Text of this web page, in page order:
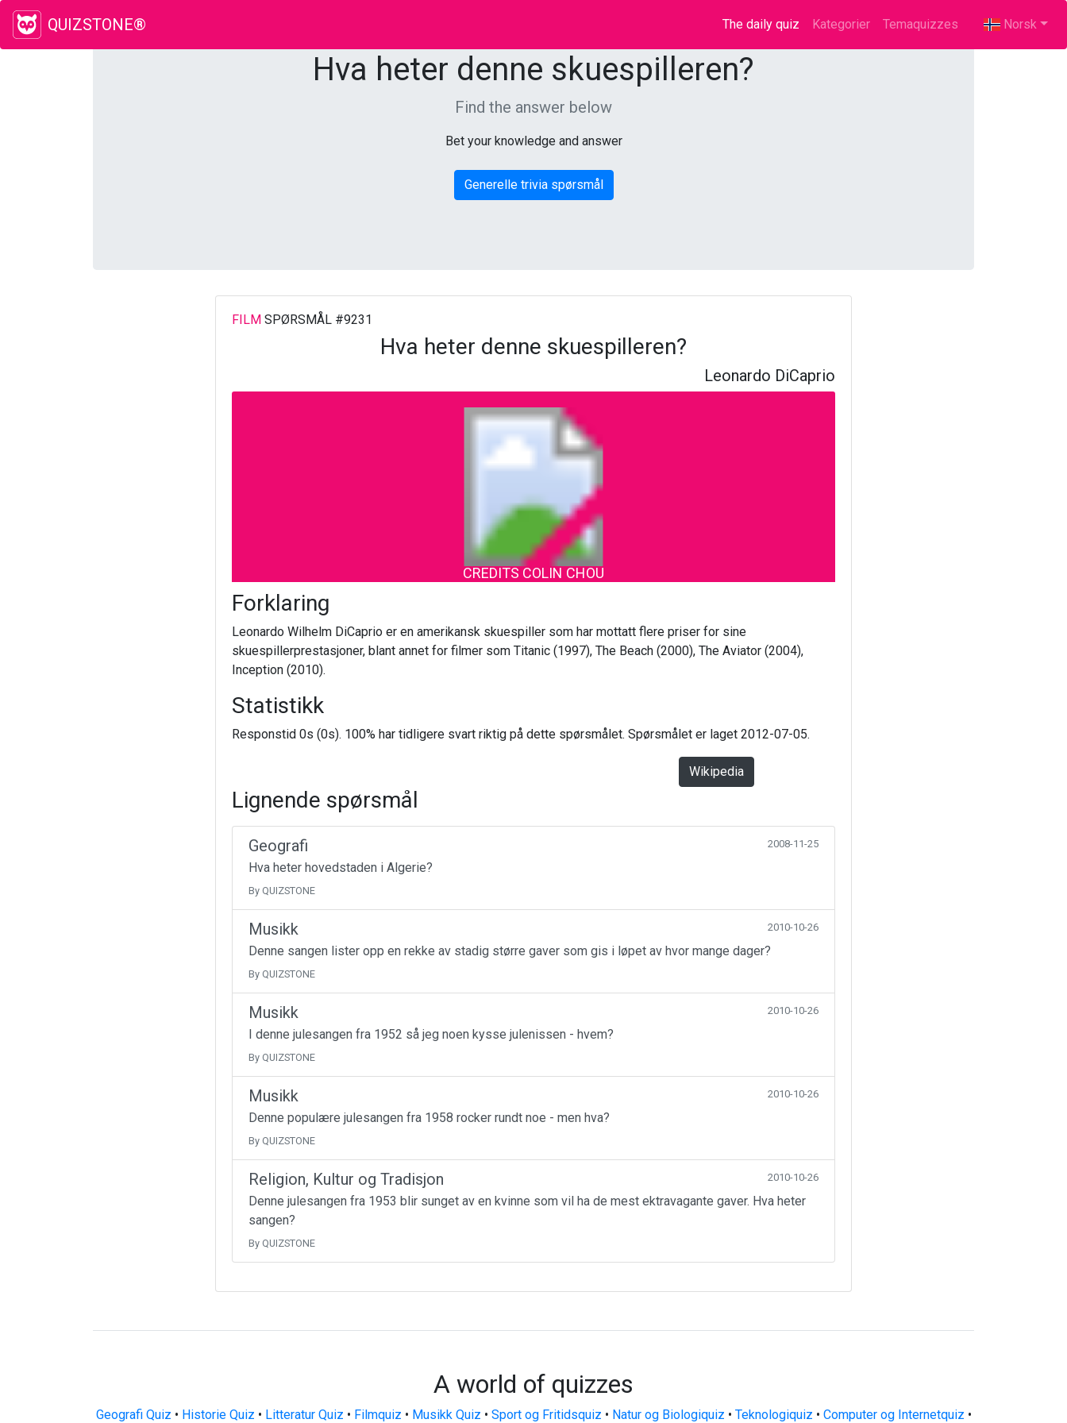
QUIZSTONE® The daily quiz (current)
Kategorier Temaquizzes Norsk
Hva heter denne skuespilleren?
Find the answer below
Bet your knowledge and answer
Generelle trivia spørsmål
FILMSPØRSMÅL #9231
Hva heter denne skuespilleren?
Leonardo DiCaprio
CREDITS COLIN CHOU
Forklaring
Leonardo Wilhelm DiCaprio er en amerikansk skuespiller som har mottatt flere priser for sine
skuespillerprestasjoner, blant annet for filmer som Titanic (1997), The Beach (2000), The Aviator (2004),
Inception (2010).
Statistikk
Responstid 0s (0s). 100% har tidligere svart riktig på dette spørsmålet. Spørsmålet er laget 2012-07-05.
Wikipedia
Lignende spørsmål
Geografi 2008-11-25
Hva heter hovedstaden i Algerie?
By QUIZSTONE
Musikk 2010-10-26
Denne sangen lister opp en rekke av stadig større gaver som gis i løpet av hvor mange dager?
By QUIZSTONE
Musikk 2010-10-26
I denne julesangen fra 1952 så jeg noen kysse julenissen - hvem?
By QUIZSTONE
Musikk 2010-10-26
Denne populære julesangen fra 1958 rocker rundt noe - men hva?
By QUIZSTONE
Religion, Kultur og Tradisjon 2010-10-26
Denne julesangen fra 1953 blir sunget av en kvinne som vil ha de mest ektravagante gaver. Hva heter
sangen?
By QUIZSTONE
A world of quizzes
Geografi Quiz • Historie Quiz • Litteratur Quiz • Filmquiz • Musikk Quiz • Sport og Fritidsquiz • Natur og Biologiquiz • Teknologiquiz • Computer og Internetquiz •